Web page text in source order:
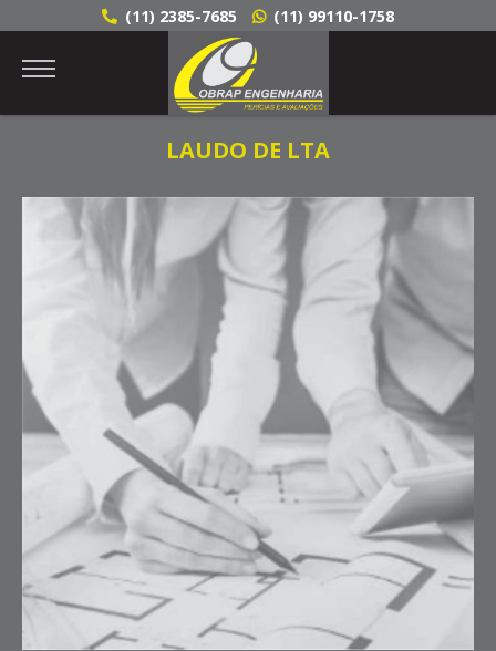
(11) 2385-7685 (11) 99110-1758
LAUDO DE LTA